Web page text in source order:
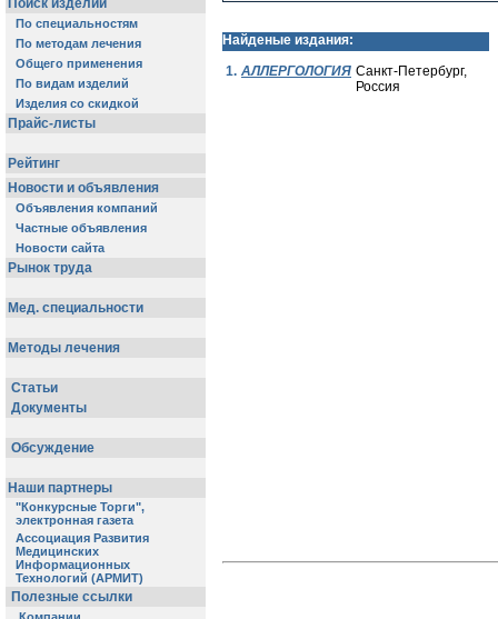
Найденые издания:
1. АЛЛЕРГОЛОГИЯ Санкт-Петербург,
Россия